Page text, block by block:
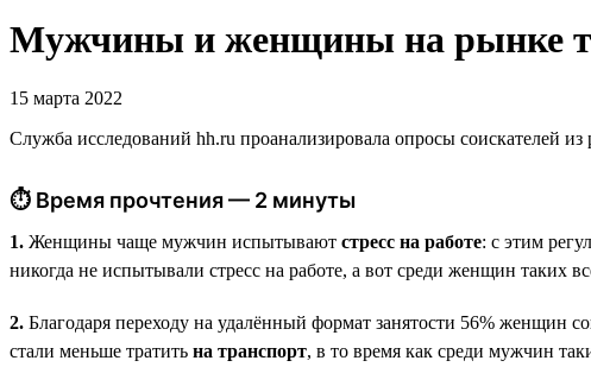
Мужчины и женщины на рынке
15 марта 2022
Служба исследований hh.ru проанализировала опросы соискателей
⏱ Время прочтения — 2 минуты
1. Женщины чаще мужчин испытывают стресс на работе: с этим
никогда не испытывали стресс на работе, а вот среди женщин таких
2. Благодаря переходу на удалённый формат занятости 56% женщин
стали меньше тратить на транспорт, в то время как среди мужчин